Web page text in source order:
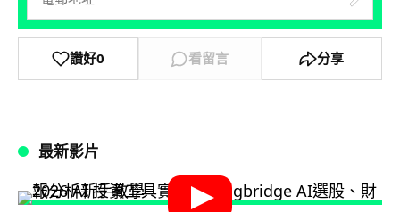
讚好0 看留言 分享
最新影片